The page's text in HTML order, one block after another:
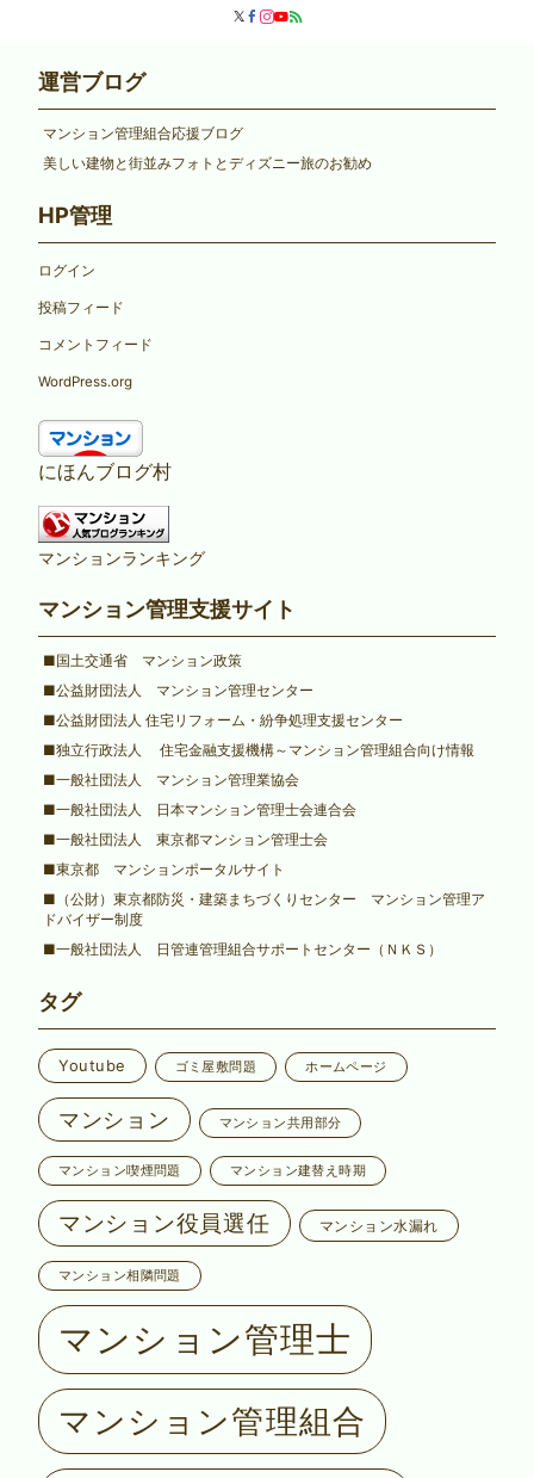
運営ブログ
マンション管理組合応援ブログ
美しい建物と街並みフォトとディズニー旅のお勧め
HP管理
ログイン
投稿フィード
コメントフィード
WordPress.org
にほんブログ村
マンションランキング
マンション管理支援サイト
■国土交通省 マンション政策
■公益財団法人 マンション管理センター
■公益財団法人 住宅リフォーム・紛争処理支援センター
■独立行政法人 住宅金融支援機構～マンション管理組合向け情報
■一般社団法人 マンション管理業協会
■一般社団法人 日本マンション管理士会連合会
■一般社団法人 東京都マンション管理士会
■東京都 マンションポータルサイト
■（公財）東京都防災・建築まちづくりセンター マンション管理ア
ドバイザー制度
■一般社団法人 日管連管理組合サポートセンター（ＮＫＳ）
タグ
Youtube ゴミ屋敷問題 ホームページ
マンション マンション共用部分
マンション喫煙問題 マンション建替え時期
マンション役員選任 マンション水漏れ
マンション相隣問題
マンション管理士
マンション管理組合